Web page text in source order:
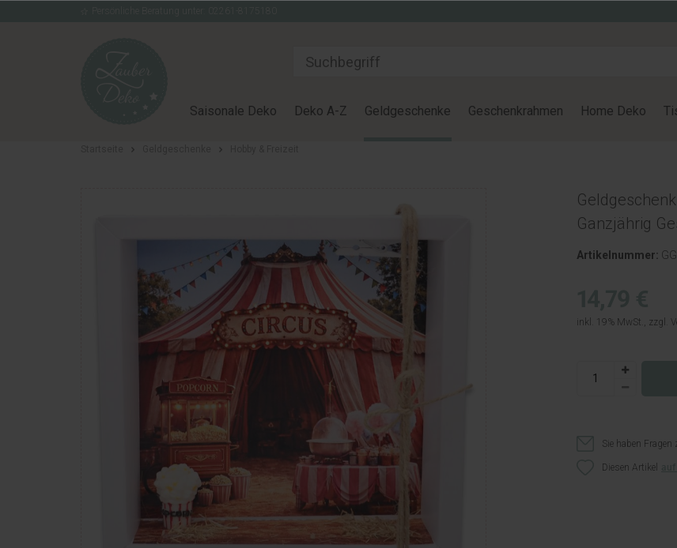
Saisonale Deko Deko A-Z Geldgeschenke Geschenkrahmen Home Deko
Ganzjährig
Artikelnummer:
inkl. 19% MwSt., zzgl.
Sie haben Fragen
Diesen Artikel